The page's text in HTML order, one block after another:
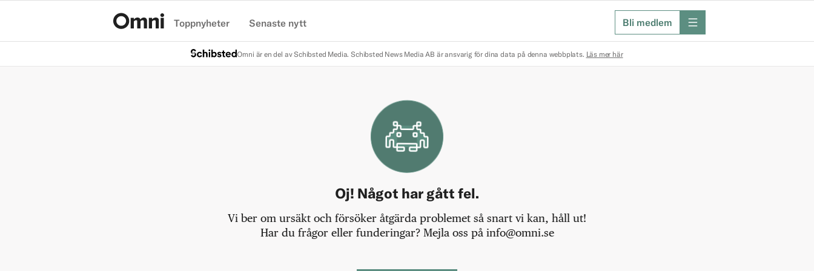
Toppnyheter Senaste nytt Bli medlem meny
Omni är en del av Schibsted Media. Schibsted News Media AB är ansvarig för dina data på denna webbplats. Läs mer här
Oj! Något har gått fel.
Vi ber om ursäkt och försöker åtgärda problemet så snart vi kan, håll ut!
Har du frågor eller funderingar? Mejla oss på info@omni.se